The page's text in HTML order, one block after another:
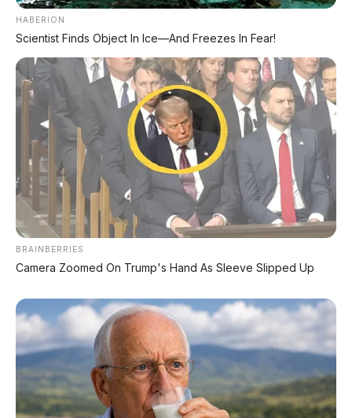
Perawatan Mudah di Bekasi
Bekasi kota besar, bengkel Honda gampang
ditemui. Saya biasa servis di bengkel resmi di
daerah Bekasi Timur atau di bengkel langganan
di Harapan Indah. Onderdil Brio juga banyak dan
harganya bersahabat. Nggak perlu khawatir
kalau ada perlu suku cadang.
Mobil yang Cocok buat Anak Muda Bekasi
HABERION
Scientist Finds Object In Ice—And Freezes In Fear!
BRAINBERRIES
Camera Zoomed On Trump's Hand As Sleeve Slipped Up